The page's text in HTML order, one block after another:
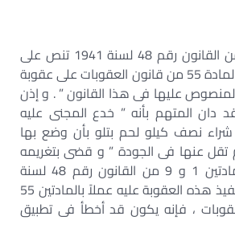
إن المادة التاسعة من القانون رقم 48 لسنة 1941 تنص على
أنه ” لا تطبق أحكام المادة 55 من قانون العقوبات على عقوبة
عليها فى هذا القانون ” . و إذن
المتهم بأنه ” خدع المجنى عليه
نصف كيلو لحم بتلو بأن وضع بها
تقل عنها فى الجودة ” و قضى بتغريمه
500 قرش طبقاً للمادتين 1 و 9 من القانون رقم 48 لسنة
1941 و أمر بوقف تنفيذ هذه العقوبة عليه عملاً بالمادتين 55
، فإنه يكون قد أخطأ فى تطبيق